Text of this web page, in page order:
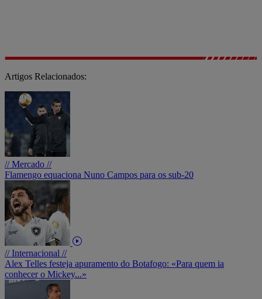
Artigos Relacionados:
// Mercado //
Flamengo equaciona Nuno Campos para os sub-20
// Internacional //
Alex Telles festeja apuramento do Botafogo: «Para quem ia
conhecer o Mickey...»